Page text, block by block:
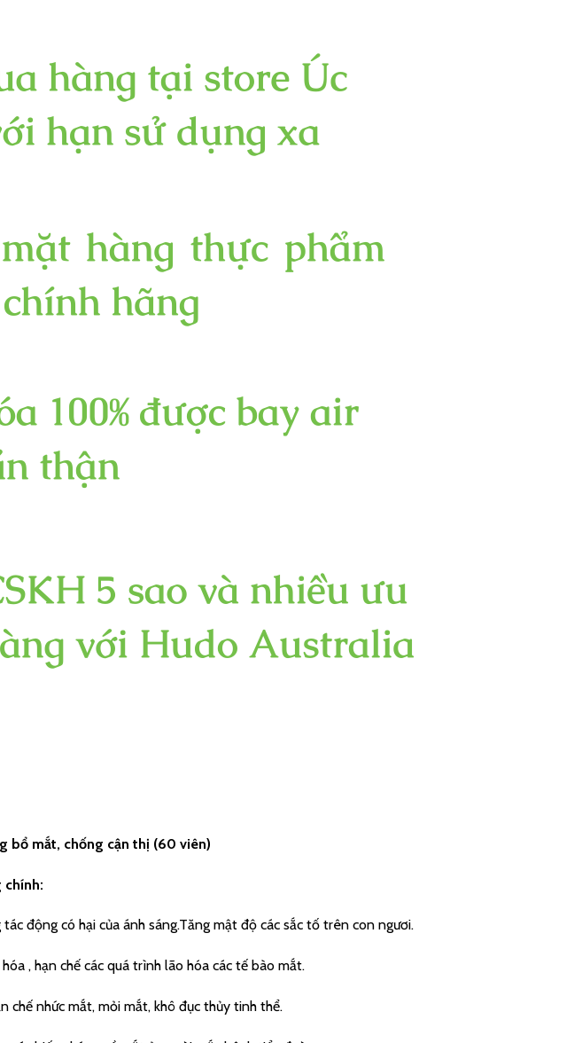
bổ mắt, chống cận thị (60 viên)
chính:
động có hại của ánh sáng.Tăng mật độ các sắc tố trên con ngươi.
, hạn chế các quá trình lão hóa các tế bào mắt.
chế nhức mắt, mỏi mắt, khô đục thủy tinh thể.